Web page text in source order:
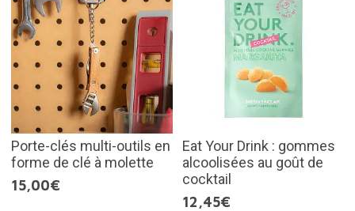
Porte-clés multi-outils en
forme de clé à molette
15,00€
Eat Your Drink : gommes
alcoolisées au goût de
cocktail
12,45€